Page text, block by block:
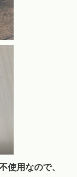
使用なので、